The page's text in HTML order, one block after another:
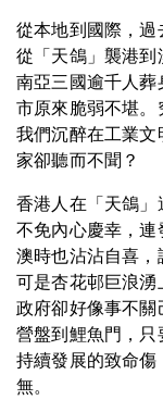
從本地到國際，過
從「天鴿」襲港
南亞三國逾千人
市原來脆弱不堪
我們沉醉在工業
家卻聽而不聞？
香港人在「天鴿
不免內心慶幸，
澳時也沾沾自喜，
可是杏花邨巨浪湧
政府卻好像事不
營盤到鯉魚門，
持續發展的致命
無。